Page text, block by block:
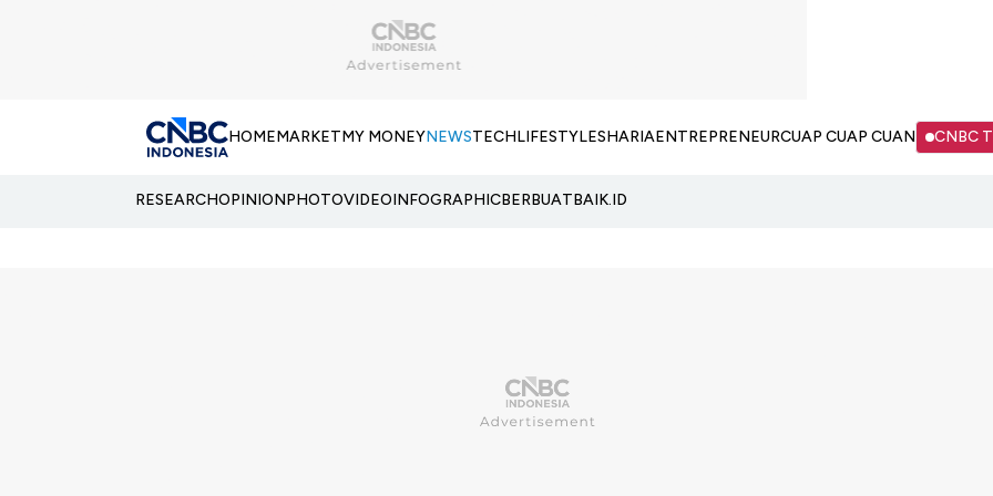
HOMEMARKETMY MONEYNEWSTECHLIFESTYLESHARIAENTREPRENEURCUAP CUAP CUAN CNBC
RESEARCHOPINIONPHOTOVIDEOINFOGRAPHICBERBUATBAIK.ID